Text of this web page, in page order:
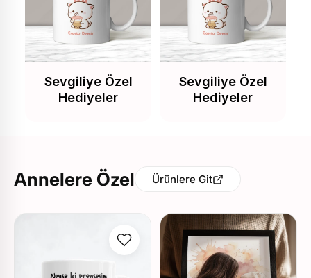
Sevgiliye Özel
Hediyeler
Sevgiliye Özel
Hediyeler
Annelere Özel Ürünlere Git